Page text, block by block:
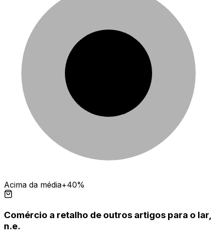
Acima da média+40%
Comércio a retalho de outros artigos para o lar,
n.e.